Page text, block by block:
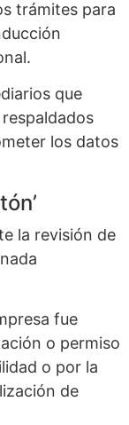
trámites para
que
los datos
la revisión de
fue
o permiso
o por la
de